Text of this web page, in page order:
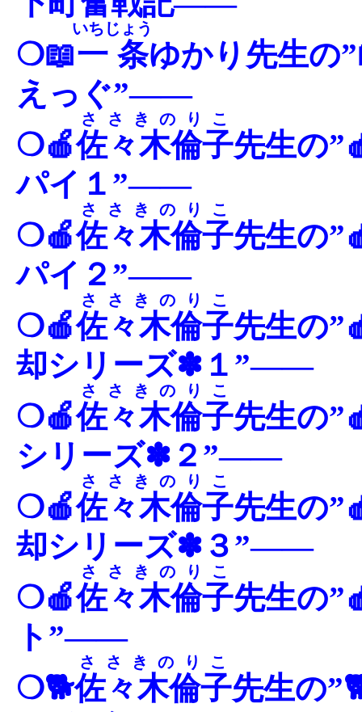
❍📖一条
いちじょう
ゆかり先生の
えっぐ”――
❍🍎佐々木倫子
ささきのりこ
先生の
パイ１”――
❍🍎佐々木倫子
ささきのりこ
先生の
パイ２”――
❍🍎佐々木倫子
ささきのりこ
先生の
却シリーズ✽１”――
❍🍎佐々木倫子
ささきのりこ
先生の
シリーズ✽２”――
❍🍎佐々木倫子
ささきのりこ
先生の
却シリーズ✽３”――
❍🍎佐々木倫子
ささきのりこ
先生の
ト”――
❍🐕佐々木倫子
ささきのりこ
先生の